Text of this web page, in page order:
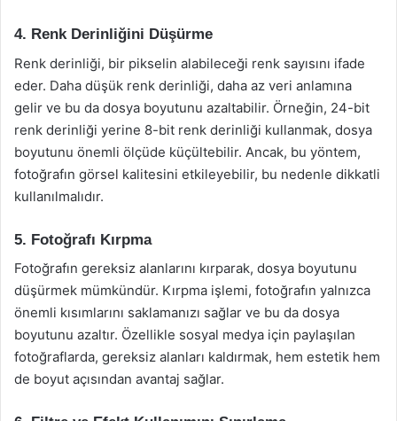
4. Renk Derinliğini Düşürme
Renk derinliği, bir pikselin alabileceği renk sayısını ifade
eder. Daha düşük renk derinliği, daha az veri anlamına
gelir ve bu da dosya boyutunu azaltabilir. Örneğin, 24-bit
renk derinliği yerine 8-bit renk derinliği kullanmak, dosya
boyutunu önemli ölçüde küçültebilir. Ancak, bu yöntem,
fotoğrafın görsel kalitesini etkileyebilir, bu nedenle dikkatli
kullanılmalıdır.
5. Fotoğrafı Kırpma
Fotoğrafın gereksiz alanlarını kırparak, dosya boyutunu
düşürmek mümkündür. Kırpma işlemi, fotoğrafın yalnızca
önemli kısımlarını saklamanızı sağlar ve bu da dosya
boyutunu azaltır. Özellikle sosyal medya için paylaşılan
fotoğraflarda, gereksiz alanları kaldırmak, hem estetik hem
de boyut açısından avantaj sağlar.